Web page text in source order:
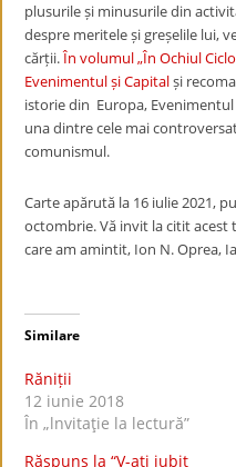
plusurile și minusurile din
despre meritele și greșelile lui,
cărții.În volumul „În Ochiul
Evenimentul și Capitalși
istorie din Europa,
una dintre cele mai
comunismul.
Carte apărută la 16 iulie 2021,
octombrie. Vă invit la citit acest
care am amintit, Ion N. Oprea,
Similare
Răniții
12 iunie 2018
În „lnvitaţie la lectură”
Răspuns la “V-aţi iubit